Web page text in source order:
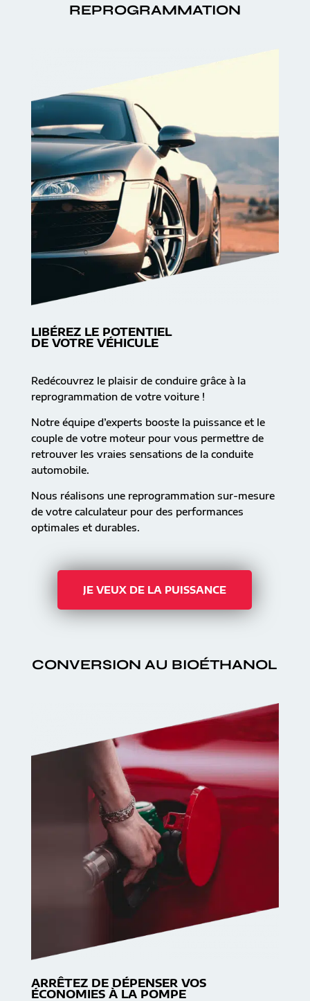
REPROGRAMMATION
LIBÉREZ LE POTENTIEL
DE VOTRE VÉHICULE
Redécouvrez le plaisir de conduire grâce à la
reprogrammation de votre voiture !
Notre équipe d’experts booste la puissance et le
couple de votre moteur pour vous permettre de
retrouver les vraies sensations de la conduite
automobile.
Nous réalisons une reprogrammation sur-mesure
de votre calculateur pour des performances
optimales et durables.
JE VEUX DE LA PUISSANCE
CONVERSION AU BIOÉTHANOL
ARRÊTEZ DE DÉPENSER VOS
ÉCONOMIES À LA POMPE